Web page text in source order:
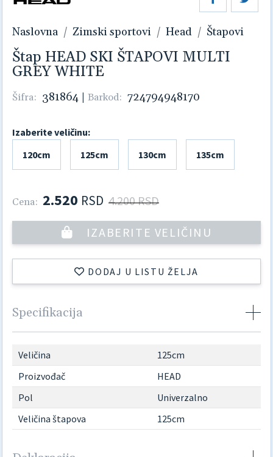
Naslovna Zimski sportovi Head Štapovi
Štap HEAD SKI ŠTAPOVI MULTI
GREY WHITE
Šifra: 381864 | Barkod: 724794948170
Izaberite veličinu:
120cm
125cm 130cm 135cm
Cena: 2.520 RSD 4.200 RSD
IZABERITE VELIČINU
DODAJ U LISTU ŽELJA
Specifikacija
Veličina
125cm
Proizvođač
HEAD
Pol
Univerzalno
Veličina štapova
125cm